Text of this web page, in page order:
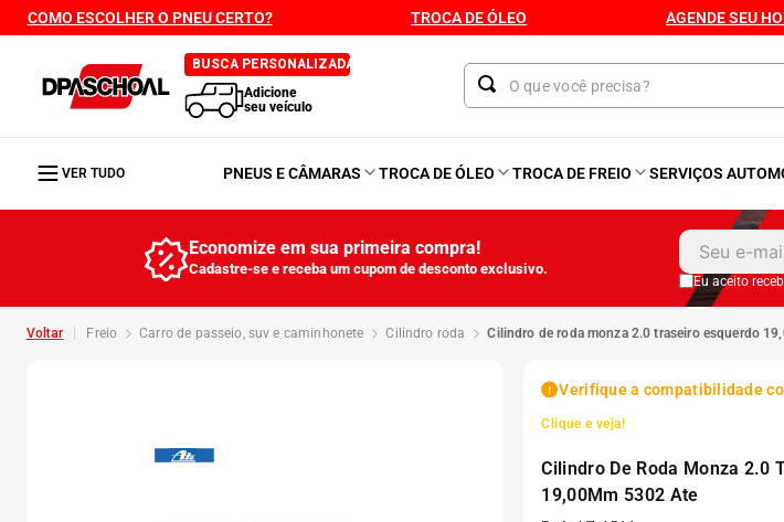
COMO ESCOLHER O PNEU CERTO? TROCA DE ÓLEO AGENDE SEU
BUSCA PERSONALIZADA
Adicione
seu veículo
VER TUDO PNEUS E CÂMARAS TROCA DE ÓLEO TROCA DE FREIO SERVIÇOS
Economize em sua primeira compra!
Cadastre-se e receba um cupom de desconto exclusivo.
Eu aceito
freio carro de passeio, suv e caminhonete cilindro roda cilindro de roda monza 2.0 traseiro esquerdo
Verifique a compatibilidade
Clique e veja!
Cilindro De Roda Monza 2.0
19,00Mm 5302 Ate
1º Kit 4 Pneu
2º Kit Pneu
3º Bproauto
Kit 4 Pneu Xbri Aro 13